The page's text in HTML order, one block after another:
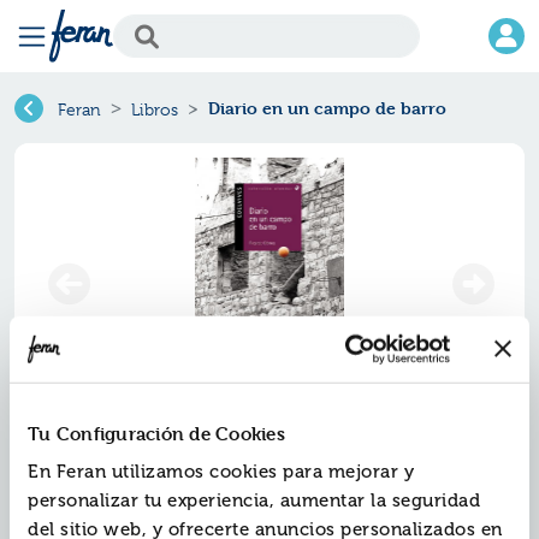
Tu Configuración de Cookies
En Feran utilizamos cookies para mejorar y
personalizar tu experiencia, aumentar la seguridad
del sitio web, y ofrecerte anuncios personalizados en
Feran Libros Diario en un campo de barro
Diario en un campo de barro
Ref.ZED-AN002
ISBN:9788426348432